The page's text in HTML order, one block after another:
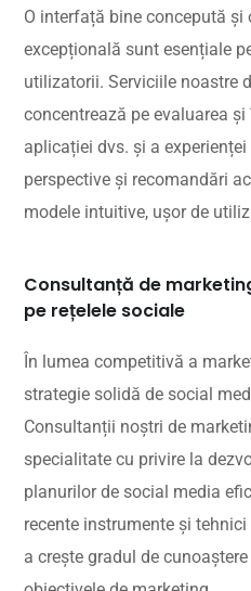
O interfață bine concepută
excepțională sunt esențiale
utilizatorii. Serviciile noastre
concentrează pe evaluarea
aplicației dvs. și a
perspective și recomandări
modele intuitive, ușor de
Consultanță de
pe rețelele sociale
În lumea competitivă a
strategie solidă de social
Consultanții noștri de
specialitate cu privire la
planurilor de social media
recente instrumente și
a crește gradul de